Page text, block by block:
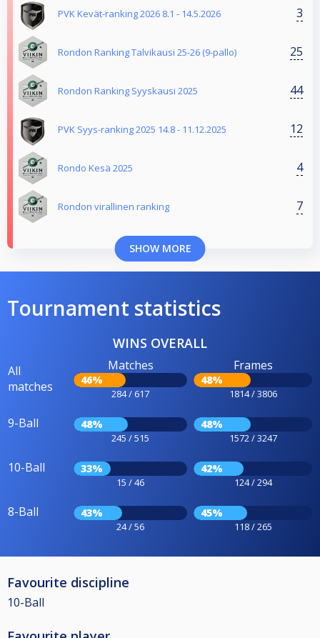
PVK Kevät-ranking 2026 8.1 - 14.5.2026 3
Rondon Ranking Talvikausi 25-26 (9-pallo) 25
Rondon Ranking Syyskausi 2025 44
PVK Syys-ranking 2025 14.8 - 11.12.2025 12
Rondo Kesä 2025 4
Rondon virallinen ranking 7
SHOW MORE
Tournament statistics
WINS OVERALL
All
matches
Matches
46%
284 / 617
Frames
48%
1814 / 3806
9-Ball 48%
245 / 515
48%
1572 / 3247
10-Ball 33%
15 / 46
42%
124 / 294
8-Ball 43%
24 / 56
45%
118 / 265
Favourite discipline
10-Ball